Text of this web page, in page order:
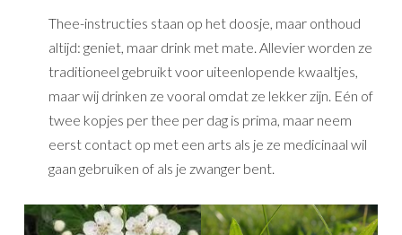
Thee-instructies staan op het doosje, maar onthoud
altijd: geniet, maar drink met mate. Allevier worden ze
traditioneel gebruikt voor uiteenlopende kwaaltjes,
maar wij drinken ze vooral omdat ze lekker zijn. Eén of
twee kopjes per thee per dag is prima, maar neem
eerst contact op met een arts als je ze medicinaal wil
gaan gebruiken of als je zwanger bent.